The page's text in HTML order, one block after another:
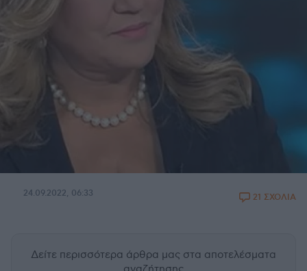
24.09.2022, 06:33 21 ΣΧΟΛΙΑ
Δείτε περισσότερα άρθρα μας στα αποτελέσματα